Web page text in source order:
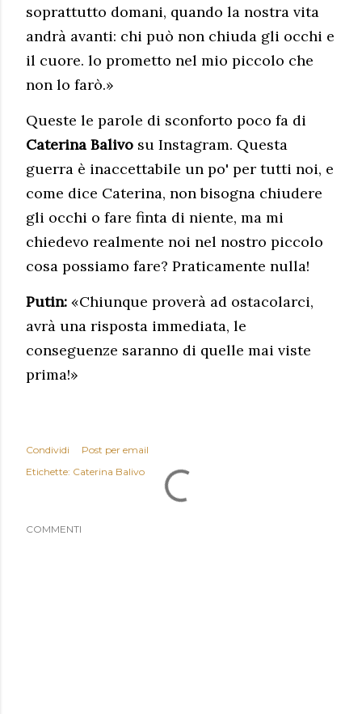
soprattutto domani, quando la nostra vita
andrà avanti: chi può non chiuda gli occhi e
il cuore. lo prometto nel mio piccolo che
non lo farò.»
Queste le parole di sconforto poco fa di
Caterina Balivo su Instagram. Questa
guerra è inaccettabile un po' per tutti noi, e
come dice Caterina, non bisogna chiudere
gli occhi o fare finta di niente, ma mi
chiedevo realmente noi nel nostro piccolo
cosa possiamo fare? Praticamente nulla!
Putin: «Chiunque proverà ad ostacolarci,
avrà una risposta immediata, le
conseguenze saranno di quelle mai viste
prima!»
Condividi
Post per email
Etichette: Caterina Balivo
COMMENTI